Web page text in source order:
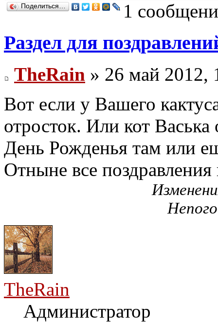
Поделиться… 1
Раздел для
TheRain » 26 май 2012,
Вот если у Вашего
отросток. Или кот
День Рожденья там или
Отныне все поздравления
TheRain
Администратор